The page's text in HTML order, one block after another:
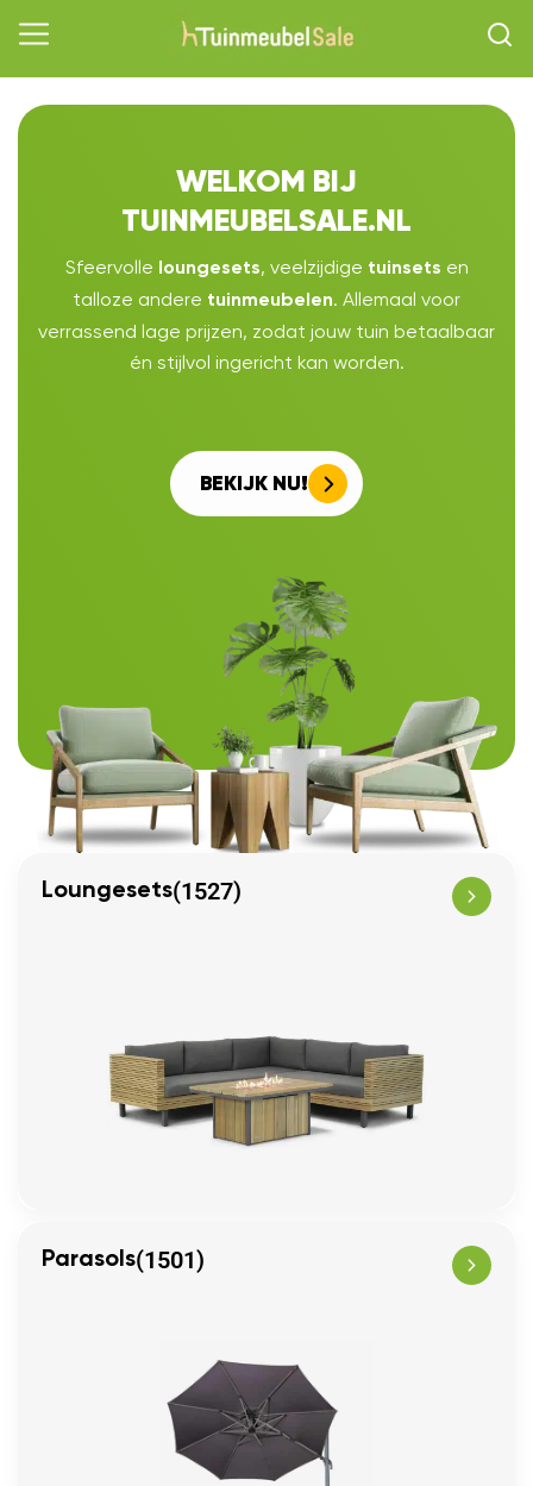
WELKOM BIJ
TUINMEUBELSALE.NL
Sfeervolle loungesets, veelzijdige tuinsets en
talloze andere tuinmeubelen. Allemaal voor
verrassend lage prijzen, zodat jouw tuin betaalbaar
én stijlvol ingericht kan worden.
BEKIJK NU!
Loungesets(1527)
Parasols(1501)